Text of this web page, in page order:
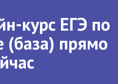
курс ЕГЭ по
(база) прямо